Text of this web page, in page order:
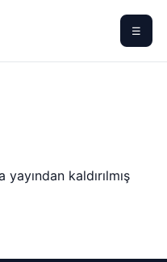
☰
yayından kaldırılmış